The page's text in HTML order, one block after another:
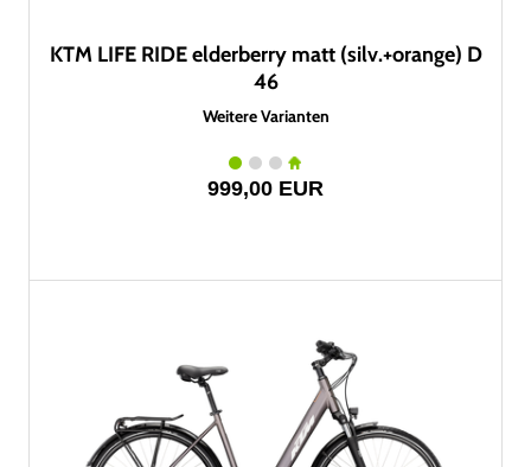
KTM LIFE RIDE elderberry matt (silv.+orange) D
46
Weitere Varianten
999,00 EUR